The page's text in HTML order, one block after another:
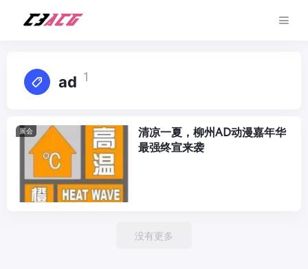
ad 1
展会
清凉一夏，柳州AD动漫嘉年华
最强终宣来袭
没有更多